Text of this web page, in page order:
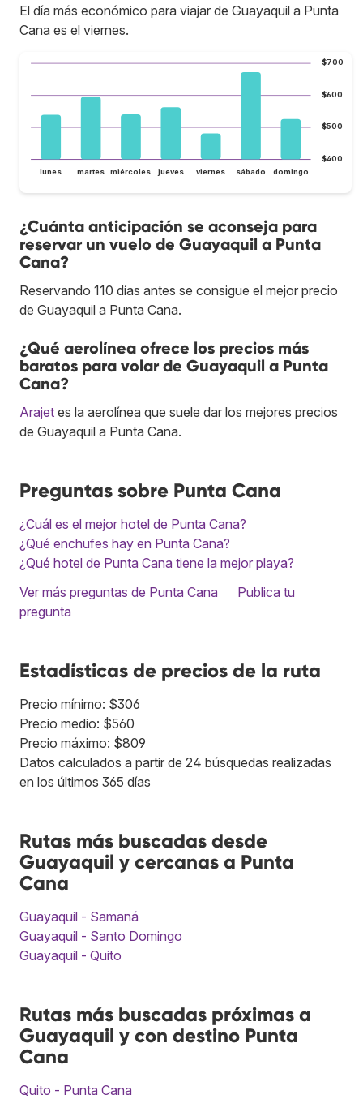
El día más económico para viajar de Guayaquil a Punta
Cana es el viernes.
$400
$500
$600
$700
lunes martes miércoles jueves viernes sábado domingo
¿Cuánta anticipación se aconseja para
reservar un vuelo de Guayaquil a Punta
Cana?
Reservando 110 días antes se consigue el mejor precio
de Guayaquil a Punta Cana.
¿Qué aerolínea ofrece los precios más
baratos para volar de Guayaquil a Punta
Cana?
Arajet es la aerolínea que suele dar los mejores precios
de Guayaquil a Punta Cana.
Preguntas sobre Punta Cana
¿Cuál es el mejor hotel de Punta Cana?
¿Qué enchufes hay en Punta Cana?
¿Qué hotel de Punta Cana tiene la mejor playa?
Ver más preguntas de Punta Cana
Publica tu
pregunta
Estadísticas de precios de la ruta
Precio mínimo: $306
Precio medio: $560
Precio máximo: $809
Datos calculados a partir de 24 búsquedas realizadas
en los últimos 365 días
Rutas más buscadas desde
Guayaquil y cercanas a Punta
Cana
Guayaquil - Samaná
Guayaquil - Santo Domingo
Guayaquil - Quito
Rutas más buscadas próximas a
Guayaquil y con destino Punta
Cana
Quito - Punta Cana